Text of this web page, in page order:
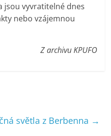
jsou vyvratitelné dnes
nebo vzájemnou
Z archivu KPUFO
světla z Berbenna →